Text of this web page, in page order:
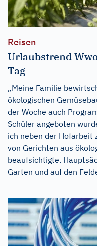
Reisen
Urlaubstrend
Tag
„Meine Familie
ökologischen
der Woche auch
Schüler angeboten
ich neben der Hofarbeit
von Gerichten aus
beaufsichtigte.
Garten und auf den